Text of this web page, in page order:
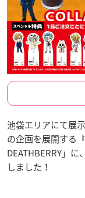
池袋エリアにて展
の企画を展開する『
DEATHBERRY」
しました！